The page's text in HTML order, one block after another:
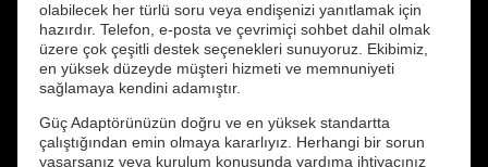
olabilecek her türlü soru veya endişenizi yanıtlamak için
hazırdır. Telefon, e-posta ve çevrimiçi sohbet dahil olmak
üzere çok çeşitli destek seçenekleri sunuyoruz. Ekibimiz,
en yüksek düzeyde müşteri hizmeti ve memnuniyeti
sağlamaya kendini adamıştır.
Güç Adaptörünüzün doğru ve en yüksek standartta
çalıştığından emin olmaya kararlıyız. Herhangi bir sorun
yaşarsanız veya kurulum konusunda yardıma ihtiyacınız